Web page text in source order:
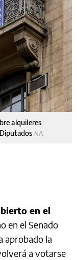
alquileres
NA
en el
en el Senado
aprobado la
a votarse